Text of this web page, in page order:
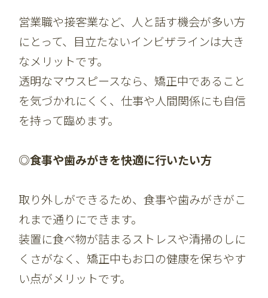
営業職や接客業など、人と話す機会が多い方
にとって、目立たないインビザラインは大き
なメリットです。
透明なマウスピースなら、矯正中であること
を気づかれにくく、仕事や人間関係にも自信
を持って臨めます。
◎食事や歯みがきを快適に行いたい方
取り外しができるため、食事や歯みがきがこ
れまで通りにできます。
装置に食べ物が詰まるストレスや清掃のしに
くさがなく、矯正中もお口の健康を保ちやす
い点がメリットです。